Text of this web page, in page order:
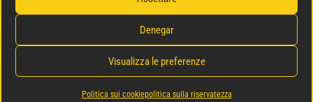
Denegar
Visualizza le preferenze
Politica sui cookiepolitica sulla riservatezza
Politica sulla riservatezza